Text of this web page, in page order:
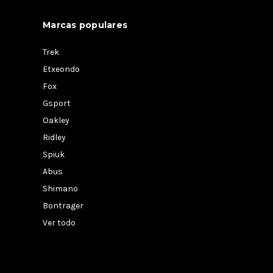
Marcas populares
Trek
Etxeondo
Fox
Gsport
Oakley
Ridley
Spiuk
Abus
Shimano
Bontrager
Ver todo